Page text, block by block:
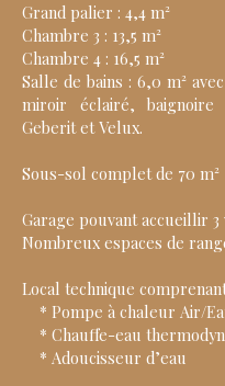
Grand palier : 4,4 m²
Chambre 3 : 13,5 m²
Chambre 4 : 16,5 m²
Salle de bains : 6,0 m²
miroir éclairé, baignoire
Geberit et Velux.
Sous-sol complet de 70 m²
Garage pouvant accueillir 3
Nombreux espaces de
Local technique
* Pompe à chaleur Air/
* Chauffe-eau
* Adoucisseur d’eau